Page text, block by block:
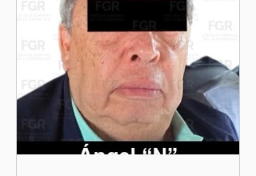
organizaciones nacionales e
internacionales dedicadas a
la defensa de la libertad
de expresión y la
protección de periodistas.